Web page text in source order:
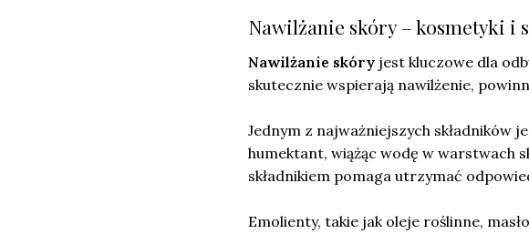
Nawilżanie skóry – kosmetyki i
Nawilżanie skóry jest kluczowe dla
skutecznie wspierają nawilżenie,
Jednym z najważniejszych składników
humektant, wiążąc wodę w warstwach
składnikiem pomaga utrzymać
Emolienty, takie jak oleje roślinne,